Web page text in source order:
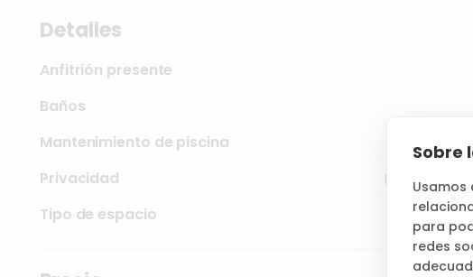
Sobre
para
redes
Detalles
Anfitrión presente
Baños
Mantenimiento de piscina
Privacidad
Bastante -
Tipo de espacio